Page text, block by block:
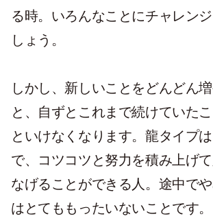
る時。いろんなことにチャレン
しょう。
しかし、新しいことをどんどん
と、自ずとこれまで続けていた
といけなくなります。龍タイプ
で、コツコツと努力を積み上げ
なげることができる人。途中で
はとてももったいないことです。